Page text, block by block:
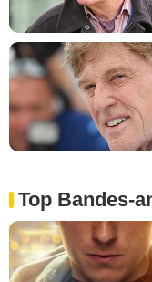
Top Bandes-